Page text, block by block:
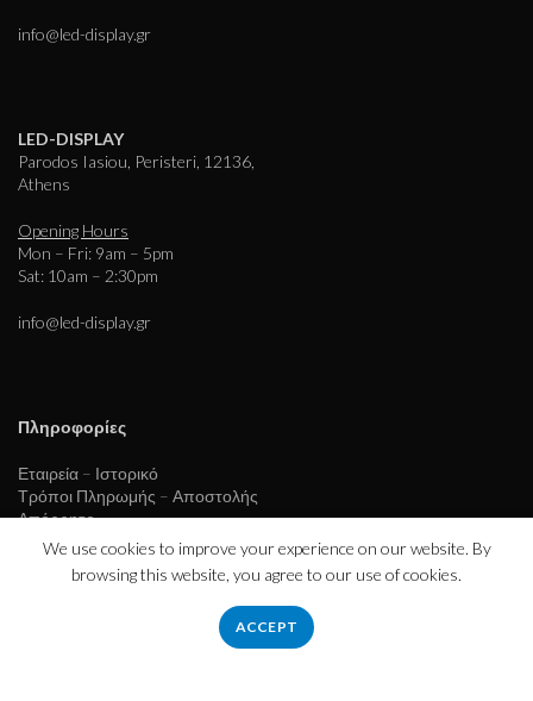
info@led-display.gr
LED-DISPLAY
Parodos Iasiou, Peristeri, 12136,
Athens
Opening Hours
Mon – Fri: 9am – 5pm
Sat: 10am – 2:30pm
info@led-display.gr
Πληροφορίες
Εταιρεία – Ιστορικό
Τρόποι Πληρωμής – Αποστολής
Απόρρητο
Όροι χρήσης
We use cookies to improve your experience on our website. By
browsing this website, you agree to our use of cookies.
ACCEPT